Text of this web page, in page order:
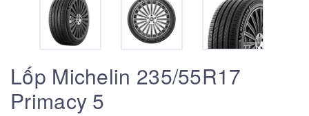
Lốp Michelin 235/55R17
Primacy 5